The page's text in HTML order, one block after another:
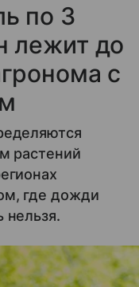
по 3
лежит до
с
растений
где дожди
нельзя.